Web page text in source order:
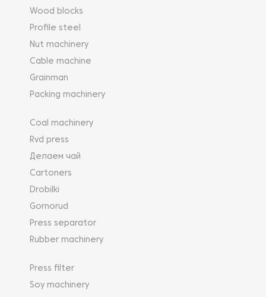
Wood blocks
Profile steel
Nut machinery
Cable machine
Grainman
Packing machinery
Coal machinery
Rvd press
Делаем чай
Cartoners
Drobilki
Gornorud
Press separator
Rubber machinery
Press filter
Soy machinery